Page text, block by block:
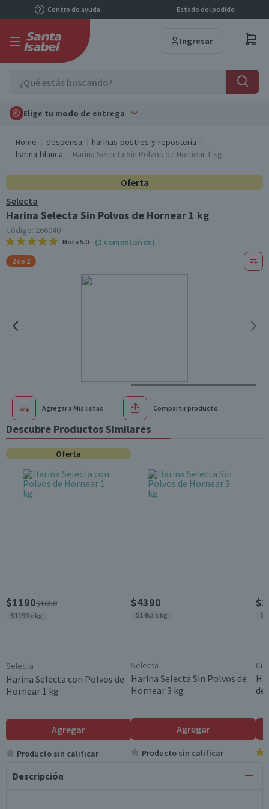
Centro de ayuda Estado del pedido
Ingresar
Elige tu modo de entrega
Home despensa
harinas-postres-y-reposteria
harina-blanca
Harina Selecta Sin Polvos de Hornear 1 kg
Oferta
Selecta
Harina Selecta Sin Polvos de Hornear 1 kg
Código: 266040
Nota 5.0 (1 comentarios)
2 de 2
Agregar a Mis listas Compartir producto
Descubre Productos Similares
Oferta
$1190$1650
$1190 x kg
Selecta
Harina Selecta con Polvos de
Hornear 1 kg
Agregar
Producto sin calificar
$4390
$1463 x kg
Selecta
Harina Selecta Sin Polvos de
Hornear 3 kg
Agregar
Producto sin calificar
de
Descripción